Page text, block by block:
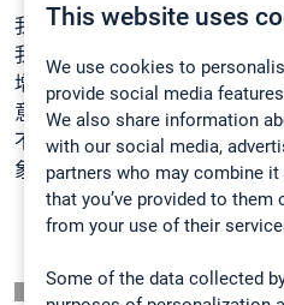
This website uses
We use cookies to
provide social media
We also share information
with our social media,
partners who may combine
that you’ve provided to them
from your use of their
Some of the data collected
我們需要我們的品牌能反映我們
我們領先的領域
。在過去幾年
增長。我們新商標和整體設計是
意，亦為我們各地區辦事處提
不同領域和業務範圍的客戶，
象。
頁面一覽表